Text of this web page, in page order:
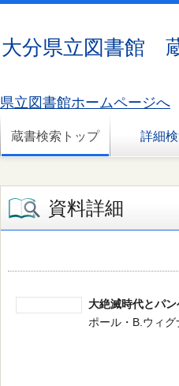
大分県立図書館
県立図書館ホームページへ
蔵書検索トップ 詳細
資料詳細
大絶滅時代とパ
ポール・B.ウィ